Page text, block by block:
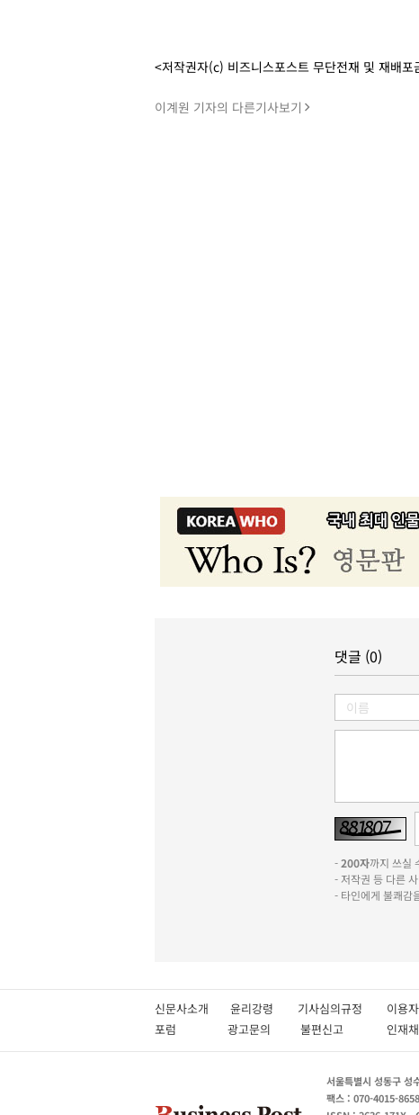
<저작권자(c) 비즈니스포스트 무단전재 및 재배포
이계원 기자의 다른기사보기
댓글 (0)
-200자까지 쓰실
- 저작권 등 다른
- 타인에게 불쾌감
신문사소개 윤리강령 기사심의규정 이용
포럼
광고문의 불편신고 인
서울특별시 성동구 성
팩스 : 070-4015-8658